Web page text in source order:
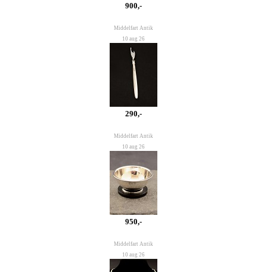
900,-
Middelfart Antik
10 aug 26
290,-
Middelfart Antik
10 aug 26
950,-
Middelfart Antik
10 aug 26